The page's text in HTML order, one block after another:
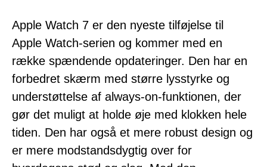
Apple Watch 7 er den nyeste tilføjelse til
Apple Watch-serien og kommer med en
række spændende opdateringer. Den har en
forbedret skærm med større lysstyrke og
understøttelse af always-on-funktionen, der
gør det muligt at holde øje med klokken hele
tiden. Den har også et mere robust design og
er mere modstandsdygtig over for